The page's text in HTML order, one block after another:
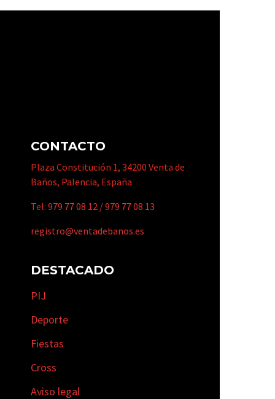
CONTACTO
Plaza Constitución 1, 34200 Venta de
Baños, Palencia, España
Tel: 979 77 08 12 /979 77 08 13
registro@ventadebanos.es
DESTACADO
PIJ
Deporte
Fiestas
Cross
Aviso legal